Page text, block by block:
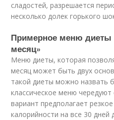
сладостей, разрешается
несколько долек горького
Примерное меню диеты
месяц»
Меню диеты, которая
месяц может быть двух
такой диеты можно назвать
классическое меню
вариант предполагает
калорийности на все 30